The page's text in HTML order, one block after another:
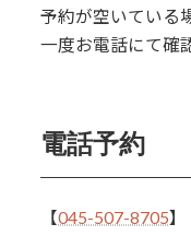
予約が空いている
一度お電話にて確
電話予約
【045-507-8705】